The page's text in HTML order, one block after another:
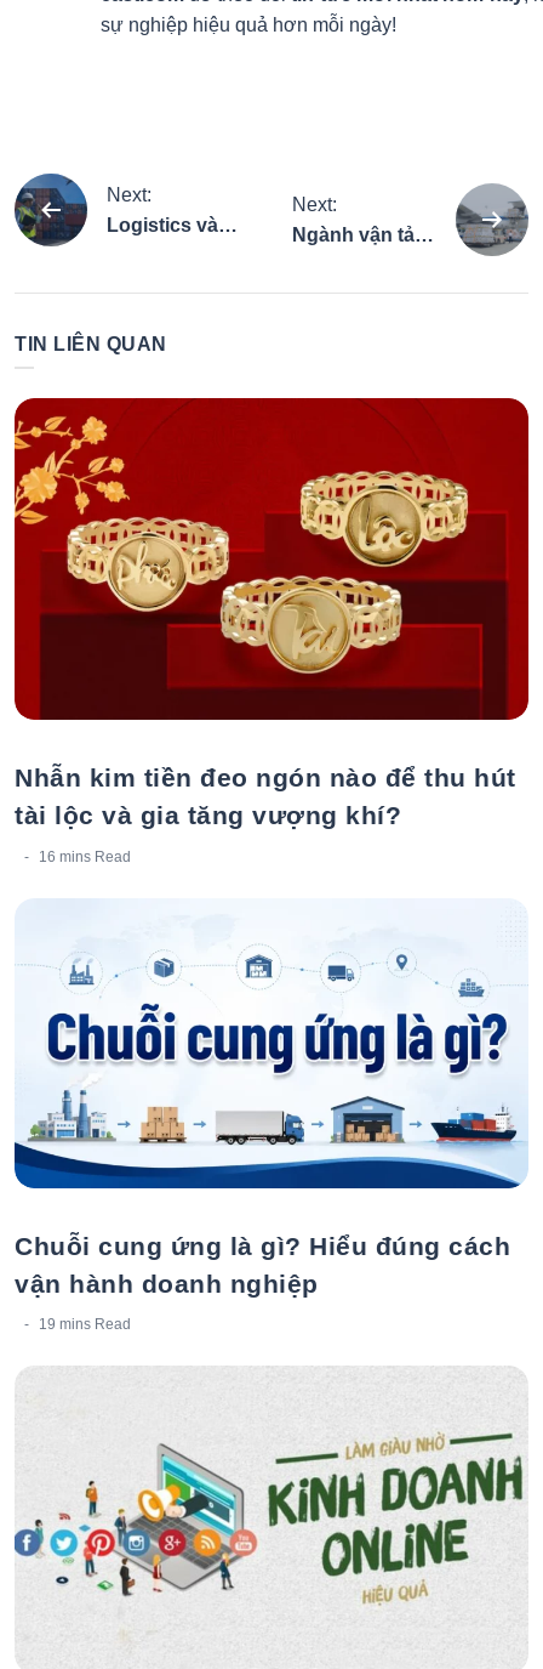
sự nghiệp hiệu quả hơn mỗi ngày!
Điều
bài
viết
Next:
Logistics và
nhập hấp dẫn
Next:
Ngành vận tải
nước ta hiện
TIN LIÊN QUAN
Nhẫn kim tiền đeo ngón nào để thu hút
tài lộc và gia tăng vượng khí?
16 mins Read
Chuỗi cung ứng là gì? Hiểu đúng cách
vận hành doanh nghiệp
19 mins Read